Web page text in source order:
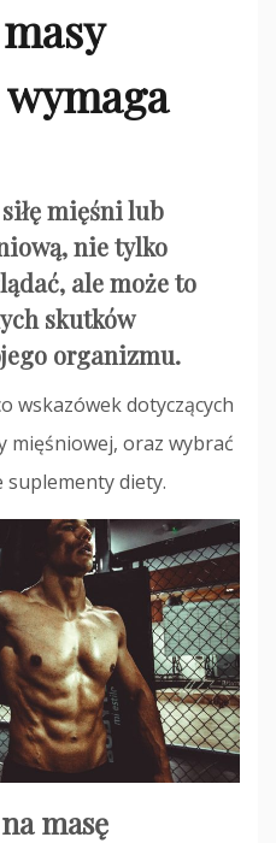
mięśni lub
nie tylko
ale może to
skutków
organizmu.
wskazówek dotyczących
mięśniowej, oraz wybrać
diety.
masę